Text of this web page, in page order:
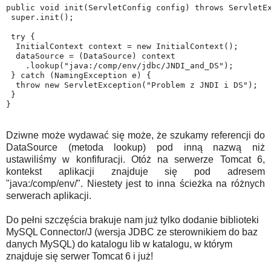
public void init(ServletConfig config) throws
super.init();
try {
  InitialContext context = new InitialContext();
  dataSource = (DataSource) context
    .lookup("java:/comp/env/jdbc/JNDI_and_DS");
} catch (NamingException e) {
  throw new ServletException("Problem z JNDI i DS");
}
}
Dziwne może wydawać się może, że szukamy referencji do
DataSource (metoda lookup) pod inną nazwą niż
ustawiliśmy w konfifuracji. Otóż na serwerze Tomcat 6,
kontekst aplikacji znajduje się pod adresem
"java:/comp/env/". Niestety jest to inna ścieżka na różnych
serwerach aplikacji.
Do pełni szczęścia brakuje nam już tylko dodanie biblioteki
MySQL Connector/J (wersja JDBC ze sterownikiem do baz
danych MySQL) do katalogu lib w katalogu, w którym
znajduje się serwer Tomcat 6 i już!